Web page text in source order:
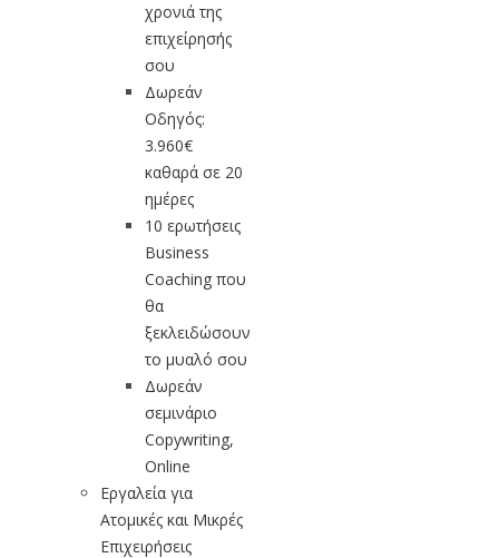
χρονιά της
επιχείρησής
σου
Δωρεάν
Οδηγός:
3.960€
καθαρά σε 20
ημέρες
10 ερωτήσεις
Business
Coaching που
θα
ξεκλειδώσουν
το μυαλό σου
Δωρεάν
σεμινάριο
Copywriting,
Online
Εργαλεία για
Ατομικές και Μικρές
Επιχειρήσεις